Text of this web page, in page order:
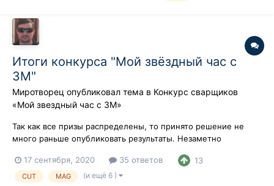
Итоги конкурса "Мой звёздный час с
3М"
Миротворец опубликовал тема в Конкурс сварщиков
«Мой звездный час с 3М»
Так как все призы распределены, то принято решение не
много раньше опубликовать результаты. Незаметно
звёздный час с 3М". В этот раз отмечу, активность на участие
в конкурсе была очень низкая, возможно съиграла свою роль
17 сентября, 2020 35 ответов 13
CUT MAG (и ещё 6 )